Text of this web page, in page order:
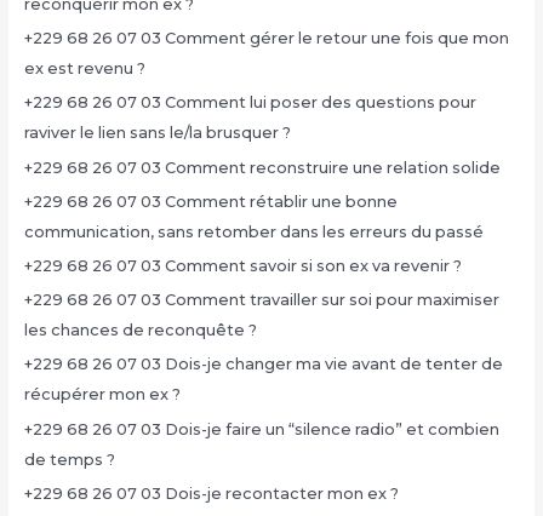
reconquérir mon ex ?
+229 68 26 07 03 Comment gérer le retour une fois que mon
ex est revenu ?
+229 68 26 07 03 Comment lui poser des questions pour
raviver le lien sans le/la brusquer ?
+229 68 26 07 03 Comment reconstruire une relation solide
+229 68 26 07 03 Comment rétablir une bonne
communication, sans retomber dans les erreurs du passé
+229 68 26 07 03 Comment savoir si son ex va revenir ?
+229 68 26 07 03 Comment travailler sur soi pour maximiser
les chances de reconquête ?
+229 68 26 07 03 Dois-je changer ma vie avant de tenter de
récupérer mon ex ?
+229 68 26 07 03 Dois-je faire un “silence radio” et combien
de temps ?
+229 68 26 07 03 Dois-je recontacter mon ex ?